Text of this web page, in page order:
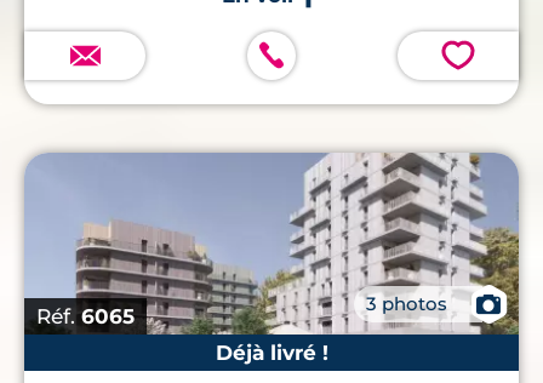
💗
Réf.6065 3 photos
📷
Déjà livré !